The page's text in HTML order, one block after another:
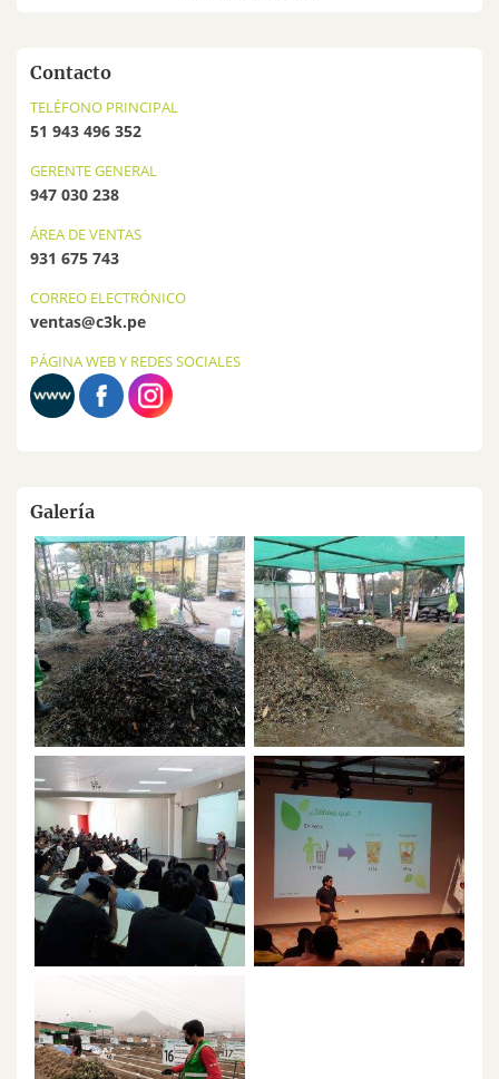
Contacto
TELÉFONO PRINCIPAL
51 943 496 352
GERENTE GENERAL
947 030 238
ÁREA DE VENTAS
931 675 743
CORREO ELECTRÓNICO
ventas@c3k.pe
PÁGINA WEB Y REDES SOCIALES
Galería